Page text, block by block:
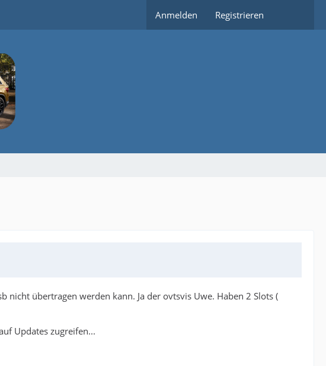
Anmelden Registrieren
nicht übertragen werden kann. Ja der ovtsvis Uwe. Haben 2 Slots (
Updates zugreifen...